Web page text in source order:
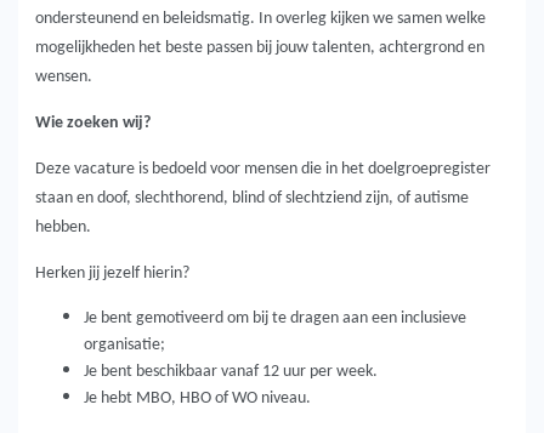
ondersteunend en beleidsmatig. In overleg kijken we samen welke
mogelijkheden het beste passen bij jouw talenten, achtergrond en
wensen.
Wie zoeken wij?
Deze vacature is bedoeld voor mensen die in het doelgroepregister
staan en doof, slechthorend, blind of slechtziend zijn, of autisme
hebben.
Herken jij jezelf hierin?
Je bent gemotiveerd om bij te dragen aan een inclusieve
organisatie;
Je bent beschikbaar vanaf 12 uur per week.
Je hebt MBO, HBO of WO niveau.